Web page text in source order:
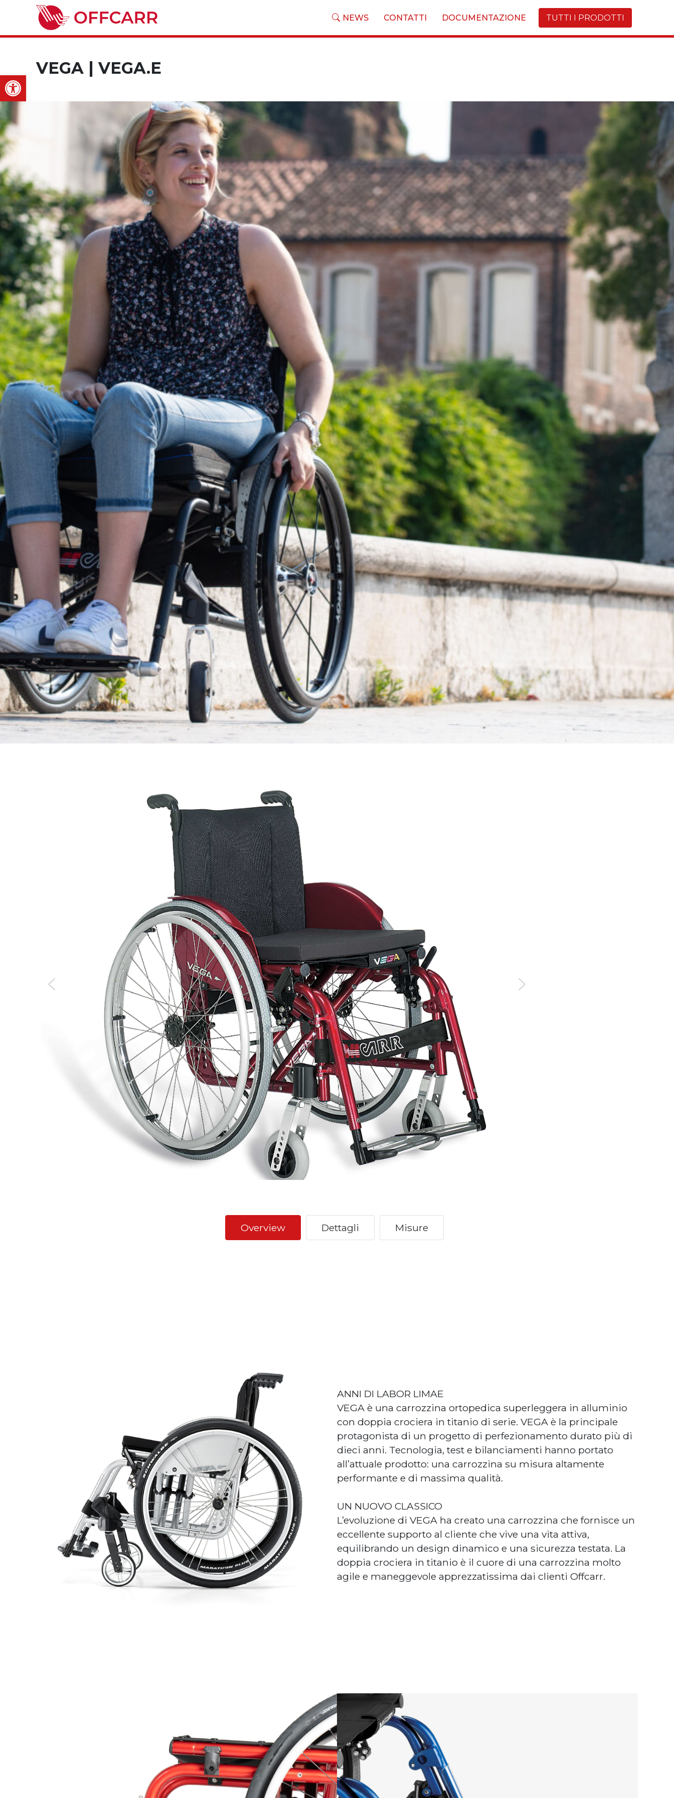
Open toolbar
NEWS CONTATTI DOCUMENTAZIONE TUTTI I PRODOTTI
VEGA | VEGA.E
Overview Dettagli Misure
ANNI DI LABOR LIMAE
VEGA è una carrozzina ortopedica superleggera in alluminio
con doppia crociera in titanio di serie. VEGA è la principale
protagonista di un progetto di perfezionamento durato più di
dieci anni. Tecnologia, test e bilanciamenti hanno portato
all’attuale prodotto: una carrozzina su misura altamente
performante e di massima qualità.
UN NUOVO CLASSICO
L’evoluzione di VEGA ha creato una carrozzina che fornisce un
eccellente supporto al cliente che vive una vita attiva,
equilibrando un design dinamico e una sicurezza testata. La
doppia crociera in titanio è il cuore di una carrozzina molto
agile e maneggevole apprezzatissima dai clienti Offcarr.